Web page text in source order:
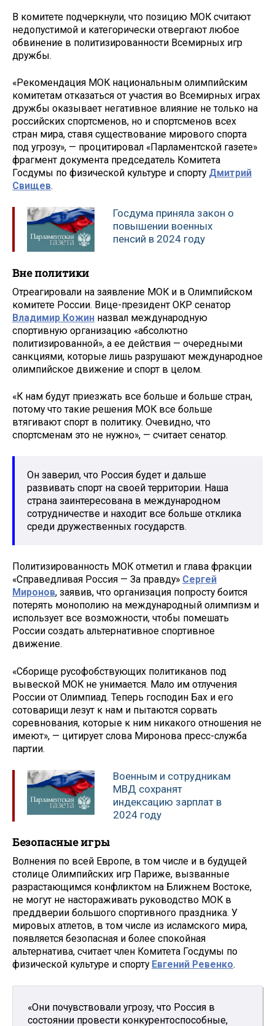
В комитете подчеркнули, что позицию МОК считают
недопустимой и категорически отвергают любое
обвинение в политизированности Всемирных игр
дружбы.
«Рекомендация МОК национальным олимпийским
комитетам отказаться от участия во Всемирных играх
дружбы оказывает негативное влияние не только на
российских спортсменов, но и спортсменов всех
стран мира, ставя существование мирового спорта
под угрозу», — процитировал «Парламентской газете»
фрагмент документа председатель Комитета
Госдумы по физической культуре и спорту Дмитрий
Свищев.
Госдума приняла закон о
повышении военных
пенсий в 2024 году
Вне политики
Отреагировали на заявление МОК и в Олимпийском
комитете России. Вице-президент ОКР сенатор
Владимир Кожин назвал международную
спортивную организацию «абсолютно
политизированной», а ее действия — очередными
санкциями, которые лишь разрушают международное
олимпийское движение и спорт в целом.
«К нам будут приезжать все больше и больше стран,
потому что такие решения МОК все больше
втягивают спорт в политику. Очевидно, что
спортсменам это не нужно», — считает сенатор.
Он заверил, что Россия будет и дальше
развивать спорт на своей территории. Наша
страна заинтересована в международном
сотрудничестве и находит все больше отклика
среди дружественных государств.
Политизированность МОК отметил и глава фракции
«Справедливая Россия — За правду» Сергей
Миронов, заявив, что организация попросту боится
потерять монополию на международный олимпизм и
использует все возможности, чтобы помешать
России создать альтернативное спортивное
движение.
«Сборище русофобствующих политиканов под
вывеской МОК не унимается. Мало им отлучения
России от Олимпиад. Теперь господин Бах и его
сотоварищи лезут к нам и пытаются сорвать
соревнования, которые к ним никакого отношения не
имеют», — цитирует слова Миронова пресс-служба
партии.
Военным и сотрудникам
МВД сохранят
индексацию зарплат в
2024 году
Безопасные игры
Волнения по всей Европе, в том числе и в будущей
столице Олимпийских игр Париже, вызванные
разрастающимся конфликтом на Ближнем Востоке,
не могут не настораживать руководство МОК в
преддверии большого спортивного праздника. У
мировых атлетов, в том числе из исламского мира,
появляется безопасная и более спокойная
альтернатива, считает член Комитета Госдумы по
физической культуре и спорту Евгений Ревенко.
«Они почувствовали угрозу, что Россия в
состоянии провести конкурентоспособные,